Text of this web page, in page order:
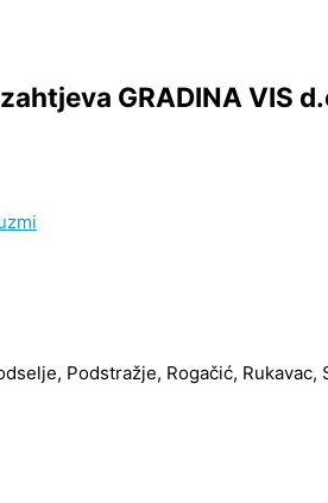
GRADINA VIS
Podstražje, Rogačić, Rukavac,